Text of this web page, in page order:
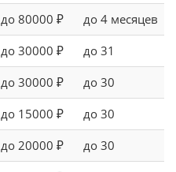
до 80000 ₽ до 4 месяцев
до 30000 ₽ до 31
до 30000 ₽ до 30
до 15000 ₽ до 30
до 20000 ₽ до 30